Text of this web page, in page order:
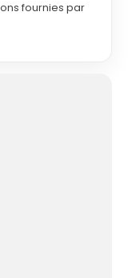
fournies par